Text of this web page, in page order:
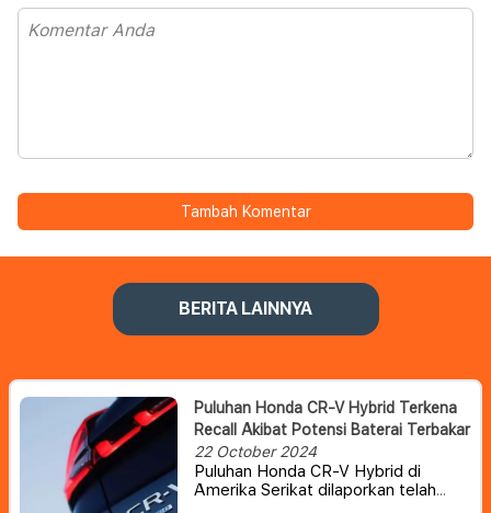
Tambah Komentar
BERITA LAINNYA
Puluhan Honda CR-V Hybrid Terkena
Recall Akibat Potensi Baterai Terbakar
22 October 2024
Puluhan Honda CR-V Hybrid di
Amerika Serikat dilaporkan telah